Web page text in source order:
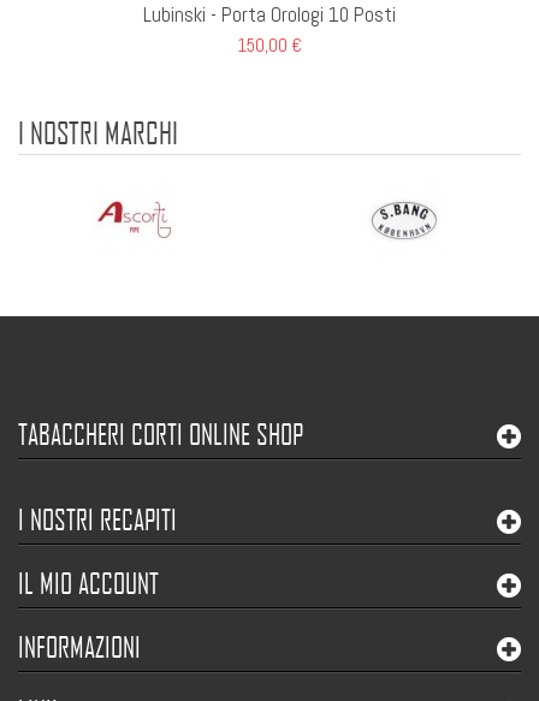
Lubinski - Porta Orologi 10 Posti
150,00 €
I NOSTRI MARCHI
TABACCHERI CORTI ONLINE SHOP
I NOSTRI RECAPITI
IL MIO ACCOUNT
INFORMAZIONI